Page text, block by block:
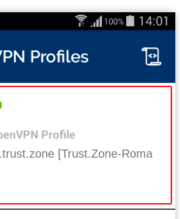
[Trust.Zone-Romania]